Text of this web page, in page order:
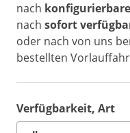
nach
nach sofort
oder nach von uns
bestellten
Verfügbarkeit, Art